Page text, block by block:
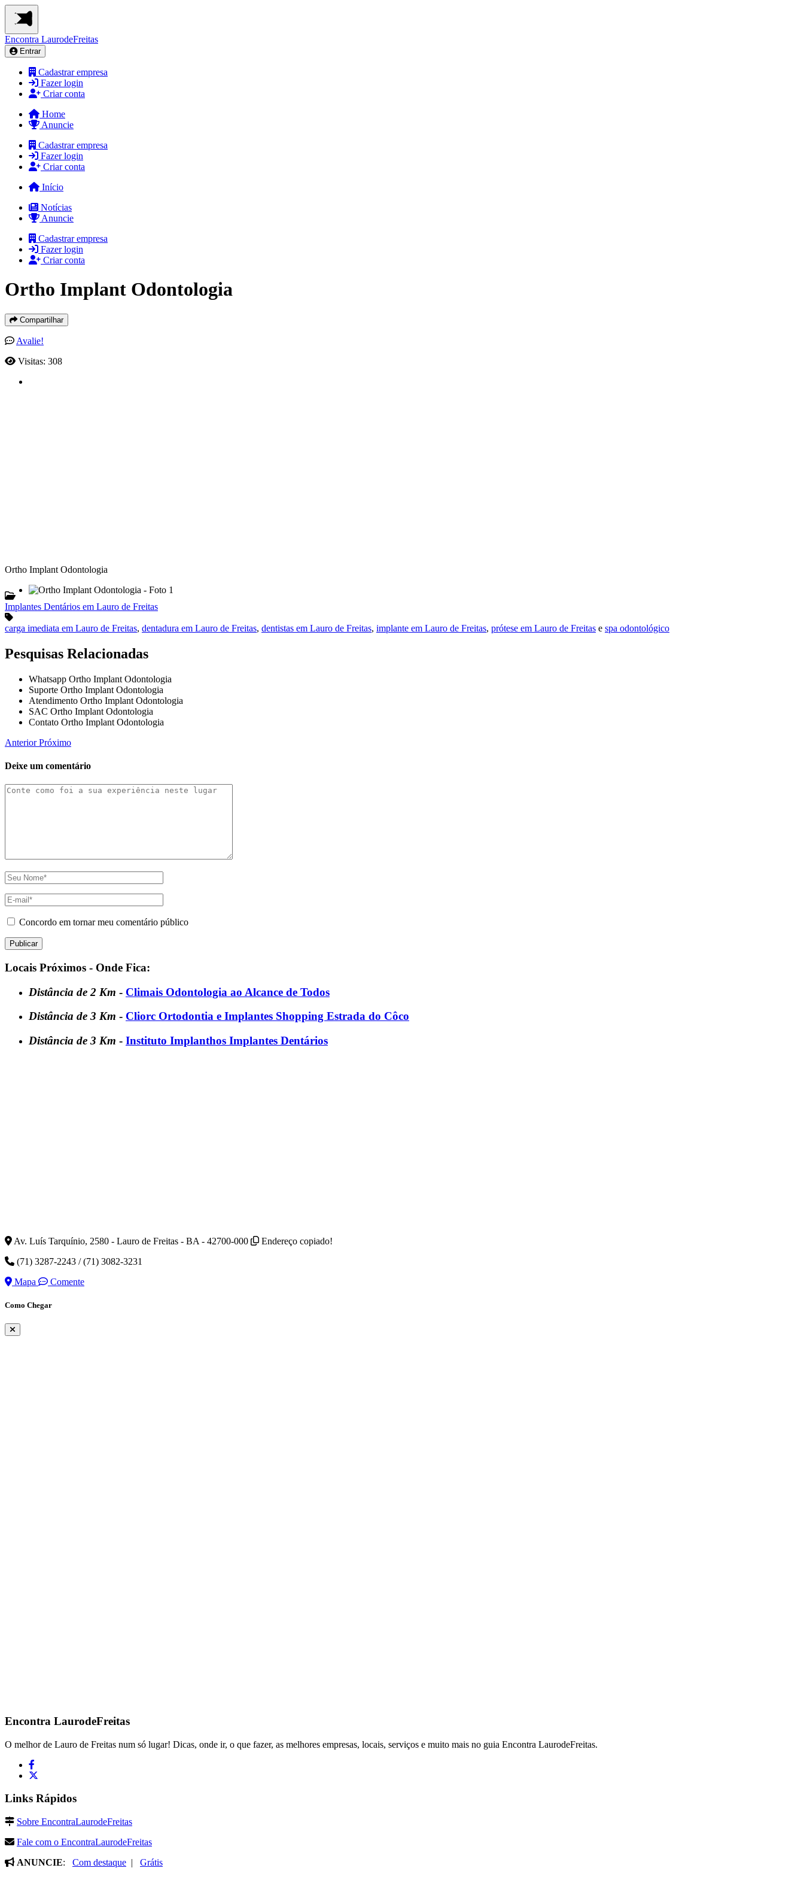
Encontra LaurodeFreitas
Entrar
Cadastrar empresa
Fazer login
Criar conta
Home
Anuncie
Cadastrar empresa
Fazer login
Criar conta
Início
Notícias
Anuncie
Cadastrar empresa
Fazer login
Criar conta
Ortho Implant Odontologia
Compartilhar
Avalie!
Visitas: 308
Ortho Implant Odontologia
Implantes Dentários em Lauro de Freitas
carga imediata em Lauro de Freitas, dentadura em Lauro de Freitas, dentistas em Lauro de Freitas, implante em Lauro de Freitas, prótese em Lauro de Freitas e spa odontológico
Pesquisas Relacionadas
Whatsapp Ortho Implant Odontologia
Suporte Ortho Implant Odontologia
Atendimento Ortho Implant Odontologia
SAC Ortho Implant Odontologia
Contato Ortho Implant Odontologia
AnteriorPróximo
Deixe um comentário
Concordo em tornar meu comentário público
Locais Próximos - Onde Fica:
Distância de 2 Km - Climais Odontologia ao Alcance de Todos
Distância de 3 Km - Cliorc Ortodontia e Implantes Shopping Estrada do Côco
Distância de 3 Km - Instituto Implanthos Implantes Dentários
Av. Luís Tarquínio, 2580 - Lauro de Freitas - BA - 42700-000
Endereço copiado!
(71) 3287-2243 / (71) 3082-3231
Mapa
Comente
Como Chegar
Encontra LaurodeFreitas
O melhor de Lauro de Freitas num só lugar! Dicas, onde ir, o que fazer, as melhores empresas, locais, serviços e muito mais no guia Encontra LaurodeFreitas.
Links Rápidos
Sobre EncontraLaurodeFreitas
Fale com o EncontraLaurodeFreitas
ANUNCIE: Com destaque | Grátis